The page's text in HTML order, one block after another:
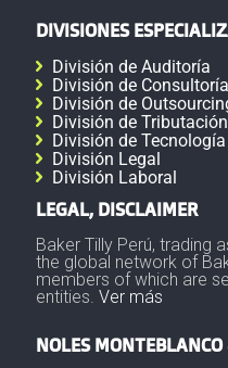
DIVISIONES
División de Auditoría
División de Consultoría
División de
División de Tributación
División de Tecnología
División Legal
División Laboral
LEGAL, DISCLAIMER
Baker Tilly Perú, trading
the global network of
members of which are
entities. Ver más
NOLES MONTEBLANCO